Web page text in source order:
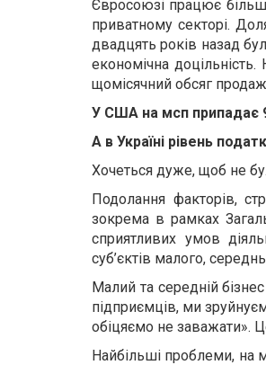
Євросоюзі працює
приватному секторі.
двадцять років назад
економічна
щомісячний обсяг
У США на мсп припадає
А в Україні рівень
Хочеться дуже, щоб не
Подолання факторів,
зокрема в рамках
сприятливих умов
суб’єктів малого,
Малий та середній
підприємців, ми
обіцяємо не заважати».
Найбільші проблеми, на